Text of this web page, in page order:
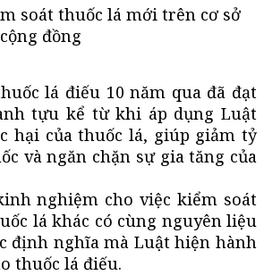
soát thuốc lá mới trên cơ sở
đồng
lá điếu 10 năm qua đã đạt
tựu kể từ khi áp dụng Luật
hại của thuốc lá, giúp giảm tỷ
và ngăn chặn sự gia tăng của
nghiệm cho việc kiểm soát
lá khác có cùng nguyên liệu
định nghĩa mà Luật hiện hành
thuốc lá điếu.